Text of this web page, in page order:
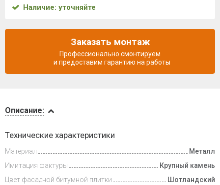
Доставка
и оплата
Описание:
Технические характеристики
Материал
Металл
Имитация фактуры
Крупный камень
Цвет фасадной битумной плитки
Шотландский
Наличие: уточняйте
Заказать монтаж
Профессионально смонтируем
и предоставим гарантию на работы